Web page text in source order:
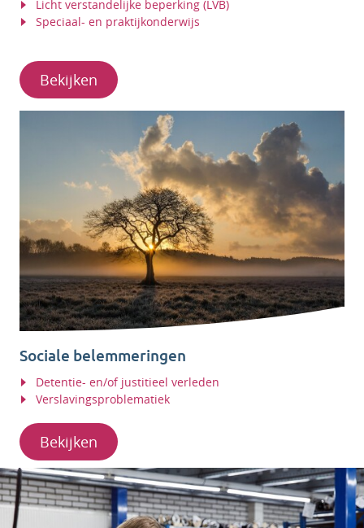
Licht verstandelijke beperking (LVB)
Speciaal- en praktijkonderwijs
Bekijken
Sociale belemmeringen
Detentie- en/of justitieel verleden
Verslavingsproblematiek
Bekijken